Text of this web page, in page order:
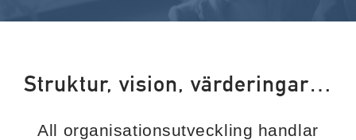
Struktur, vision, värderingar…
All organisationsutveckling handlar